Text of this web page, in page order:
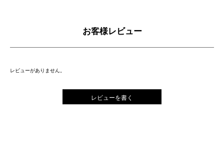
お客様レビュー
レビューがありません。
レビューを書く